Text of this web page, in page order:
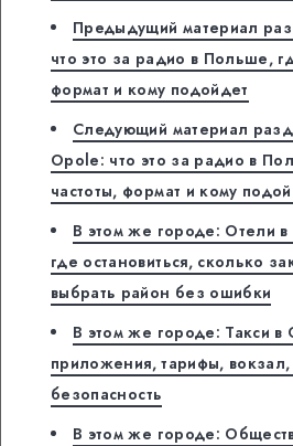
Предыдущий материал
что это за радио в Польше,
формат и кому подойдет
Следующий материал
Opole: что это за радио в
частоты, формат и кому
В этом же городе: Отели
где остановиться, сколько
выбрать район без ошибки
В этом же городе: Такси
приложения, тарифы, вокзал,
безопасность
В этом же городе: